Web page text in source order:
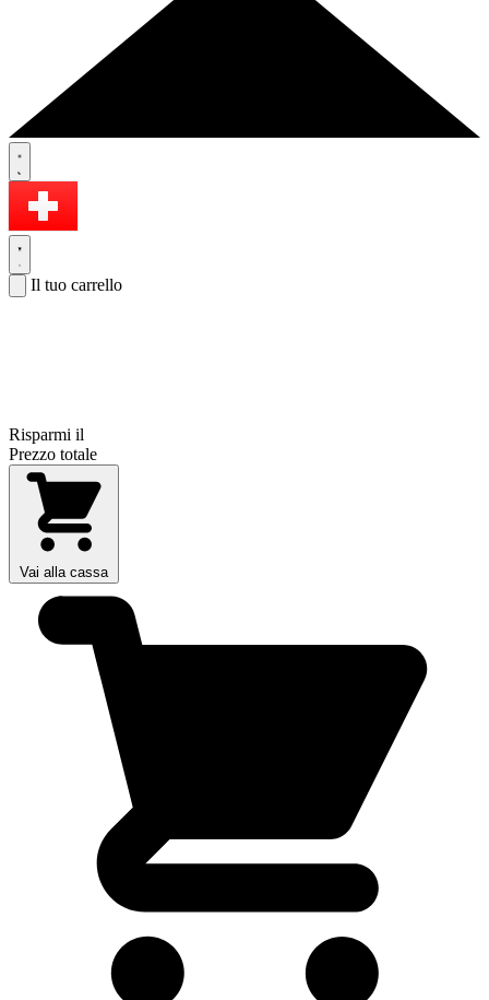
Il tuo carrello
Risparmi il
Prezzo totale
Vai alla cassa